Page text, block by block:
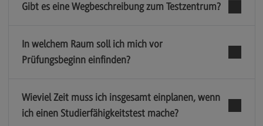
Gibt es eine Wegbeschreibung zum Testzentrum?
In welchem Raum soll ich mich vor
Prüfungsbeginn einfinden?
Wieviel Zeit muss ich insgesamt einplanen, wenn
ich einen Studierfähigkeitstest mache?